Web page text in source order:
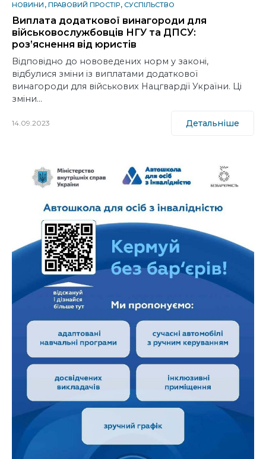
НОВИНИ ПРАВОВИЙ ПРОСТІР СУСПІЛЬСТВО
Виплата додаткової винагороди для
військовослужбовців НГУ та ДПСУ:
роз’яснення від юристів
Відповідно до нововедених норм у законі,
відбулися зміни із виплатами додаткової
винагороди для військових Нацгвардії України. Ці
зміни…
14.09.2023 Детальніше